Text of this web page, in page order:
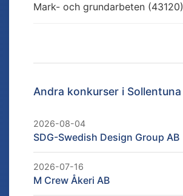
Mark- och grundarbeten (43120)
Andra konkurser i Sollentuna
2026-08-04
SDG-Swedish Design Group AB
2026-07-16
M Crew Åkeri AB